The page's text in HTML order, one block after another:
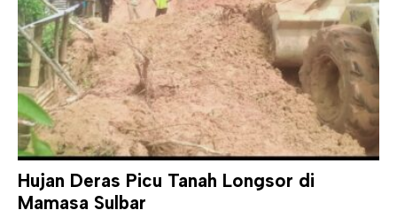
Hujan Deras Picu Tanah Longsor di
Mamasa Sulbar